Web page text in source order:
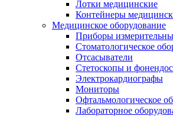
Лотки медицинские
Контейнеры
Медицинское оборудование
Приборы
Стоматологическое
Отсасыватели
Стетоскопы и
Электрокардиографы
Мониторы
Офтальмологическое
Лабораторное